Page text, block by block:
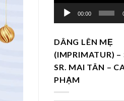
00:00
DÂNG LÊN MẸ
(IMPRIMATUR) –
SR. MAI TÂN –
PHẠM